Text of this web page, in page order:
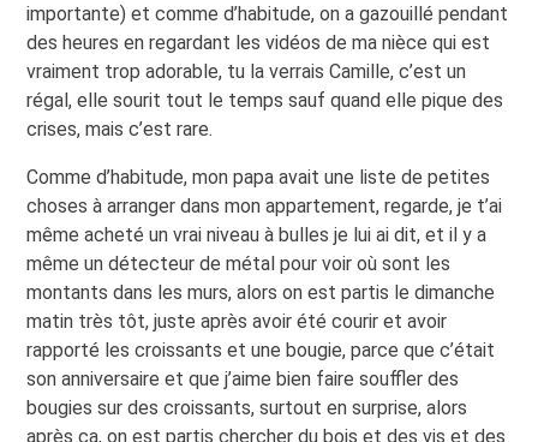
importante) et comme d’habitude, on a gazouillé pendant
des heures en regardant les vidéos de ma nièce qui est
vraiment trop adorable, tu la verrais Camille, c’est un
régal, elle sourit tout le temps sauf quand elle pique des
crises, mais c’est rare.
Comme d’habitude, mon papa avait une liste de petites
choses à arranger dans mon appartement, regarde, je t’ai
même acheté un vrai niveau à bulles je lui ai dit, et il y a
même un détecteur de métal pour voir où sont les
montants dans les murs, alors on est partis le dimanche
matin très tôt, juste après avoir été courir et avoir
rapporté les croissants et une bougie, parce que c’était
son anniversaire et que j’aime bien faire souffler des
bougies sur des croissants, surtout en surprise, alors
après ça, on est partis chercher du bois et des vis et des